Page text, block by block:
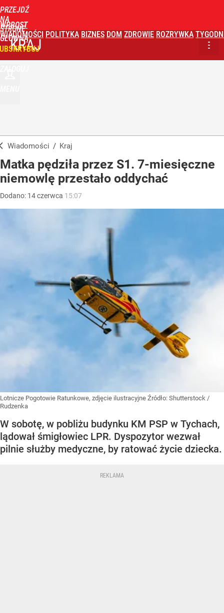
PRZEJDŹ
NA
STRONĘ
GŁÓWNĄ
WPROST
WIADOMOŚCI POLITYKA BIZNES DOM ZDROWIE ROZRYWKA
KRAJ
Wiadomości / Kraj
Matka pędziła przez S1. 7-miesięczne
niemowlę przestało oddychać
Dodano: 14czerwca 15:07
Lotnicze Pogotowie Ratunkowe, zdjęcie ilustracyjne Źródło: Shutterstock /
Rudzenka
W sobotę, w pobliżu budynku KM PSP w Tychach,
lądował śmigłowiec LPR. Dyspozytor wezwał
pilnie służby medyczne, by ratować życie dziecka.